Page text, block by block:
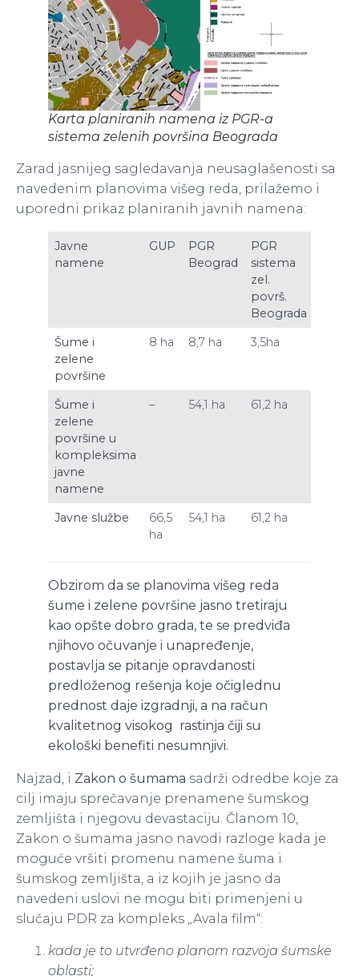
Karta planiranih namena iz PGR-a
sistema zelenih površina Beograda
Zarad jasnijeg sagledavanja neusaglašenosti sa
navedenim planovima višeg reda, prilažemo i
uporedni prikaz planiranih javnih namena:
Javne
namene
GUP
PGR
Beograd
PGR
sistema
zel.
površ.
Beograda
Šume i
zelene
površine
8 ha 8,7 ha 3,5ha
Šume i
zelene
površine u
kompleksima
javne
namene
– 54,1 ha 61,2 ha
Javne službe
66,5
ha
54,1 ha 61,2 ha
Obzirom da se planovima višeg reda
šume i zelene površine jasno tretiraju
kao opšte dobro grada, te se predviđa
njihovo očuvanje i unapređenje,
postavlja se pitanje opravdanosti
predloženog rešenja koje očiglednu
prednost daje izgradnji, a na račun
kvalitetnog visokog rastinja čiji su
ekološki benefiti nesumnjivi.
Najzad, i Zakon o šumama sadrži odredbe koje za
cilj imaju sprečavanje prenamene šumskog
zemljišta i njegovu devastaciju. Članom 10,
Zakon o šumama jasno navodi razloge kada je
moguće vršiti promenu namene šuma i
šumskog zemljišta, a iz kojih je jasno da
navedeni uslovi ne mogu biti primenjeni u
slučaju PDR za kompleks „Avala film“:
kada je to utvrđeno planom razvoja šumske
oblasti;